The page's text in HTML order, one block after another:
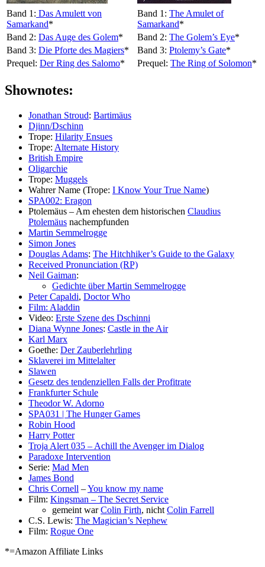
Band 1: Das Amulett von
Samarkand*
Band 1: The Amulet of
Samarkand*
Band 2: Das Auge des Golem* Band 2: The Golem’s Eye*
Band 3: Die Pforte des Magiers* Band 3: Ptolemy’s Gate*
Prequel: Der Ring des Salomo* Prequel: The Ring of Solomon*
Shownotes:
Jonathan Stroud: Bartimäus
Djinn/Dschinn
Trope: Hilarity Ensues
Trope: Alternate History
British Empire
Oligarchie
Trope: Muggels
Wahrer Name (Trope: I Know Your True Name)
SPA002: Eragon
Ptolemäus – Am ehesten dem historischen Claudius
Ptolemäus nachempfunden
Martin Semmelrogge
Simon Jones
Douglas Adams: The Hitchhiker’s Guide to the Galaxy
Received Pronunciation (RP)
Neil Gaiman:
Gedichte über Martin Semmelrogge
Peter Capaldi, Doctor Who
Film: Aladdin
Video: Erste Szene des Dschinni
Diana Wynne Jones: Castle in the Air
Karl Marx
Goethe: Der Zauberlehrling
Sklaverei im Mittelalter
Slawen
Gesetz des tendenziellen Falls der Profitrate
Frankfurter Schule
Theodor W. Adorno
SPA031 | The Hunger Games
Robin Hood
Harry Potter
Troja Alert 035 – Achill the Avenger im Dialog
Paradoxe Intervention
Serie: Mad Men
James Bond
Chris Cornell –You know my name
Film: Kingsman – The Secret Service
gemeint warColin Firth, nicht Colin Farrell
C.S. Lewis: The Magician’s Nephew
Film: Rogue One
*=Amazon Affiliate Links